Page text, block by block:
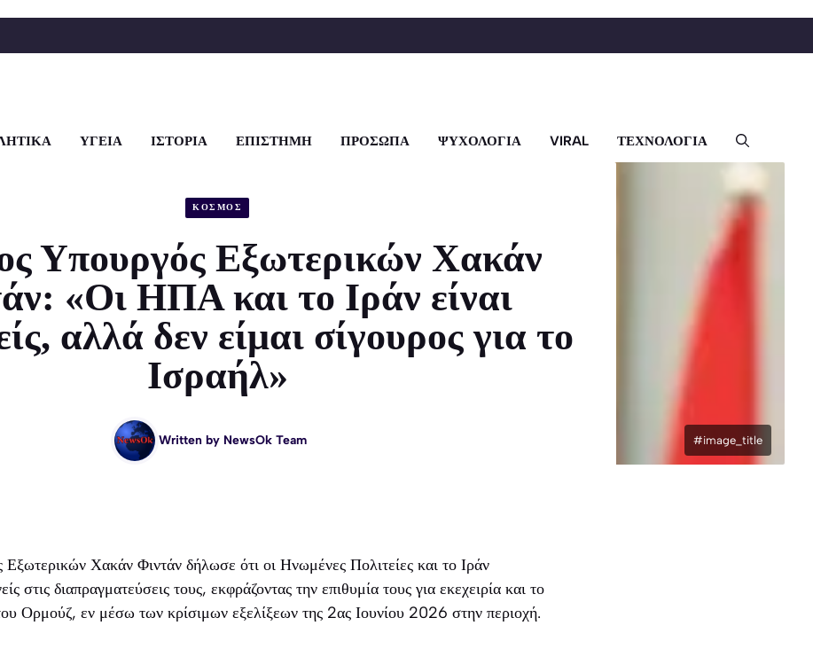
ΥΓΕΙΑ ΙΣΤΟΡΙΑ ΕΠΙΣΤΗΜΗ ΠΡΟΣΩΠΑ ΨΥΧΟΛΟΓΙΑ VIRAL ΤΕΧΝΟΛΟΓΙΑ
#image_title
ΚΟΣΜΟΣ
Υπουργός Εξωτερικών Χακάν
«Οι ΗΠΑ και το Ιράν είναι
αλλά δεν είμαι σίγουρος για το
Ισραήλ»
Written by NewsOk Team
Χακάν Φιντάν δήλωσε ότι οι Ηνωμένες Πολιτείες και το Ιράν
στις διαπραγματεύσεις τους, εκφράζοντας την επιθυμία τους για εκεχειρία και το
Ορμούζ, εν μέσω των κρίσιμων εξελίξεων της 2ας Ιουνίου 2026 στην περιοχή.